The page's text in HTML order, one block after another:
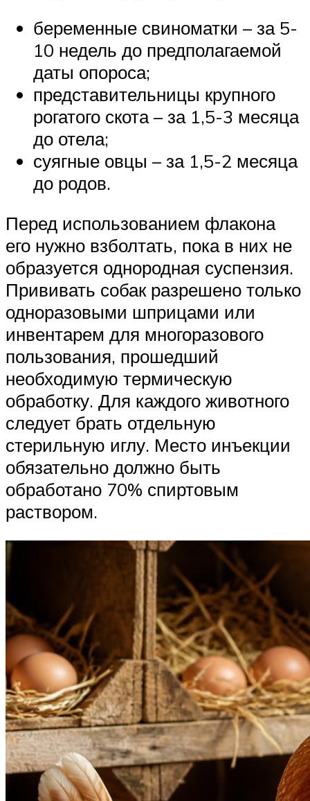
беременные свиноматки – за 5-
10 недель до предполагаемой
даты опороса;
представительницы крупного
рогатого скота – за 1,5-3 месяца
до отела;
суягные овцы – за 1,5-2 месяца
до родов.
Перед использованием флакона
его нужно взболтать, пока в них не
образуется однородная суспензия.
Прививать собак разрешено только
одноразовыми шприцами или
инвентарем для многоразового
пользования, прошедший
необходимую термическую
обработку. Для каждого животного
следует брать отдельную
стерильную иглу. Место инъекции
обязательно должно быть
обработано 70% спиртовым
раствором.